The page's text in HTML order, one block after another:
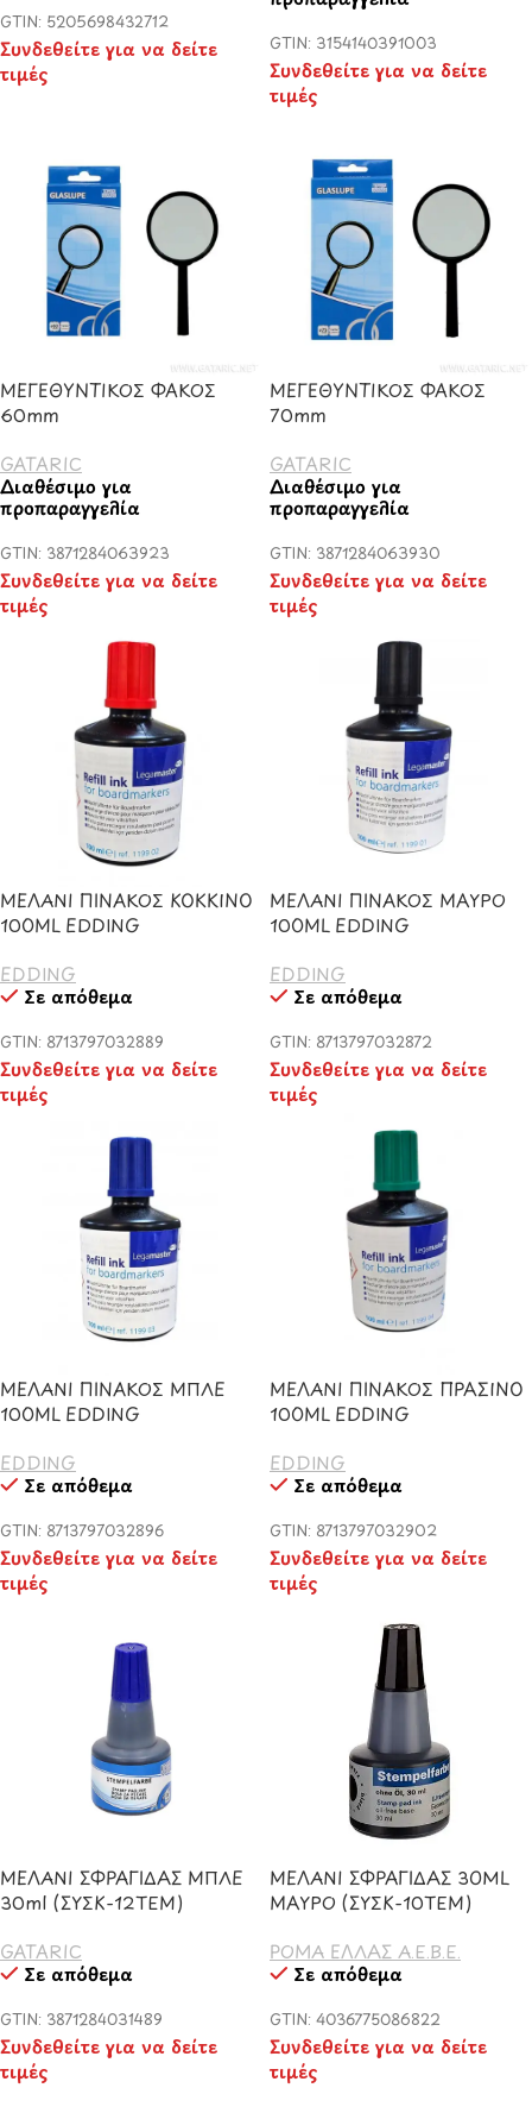
GTIN: 5205698432712
Συνδεθείτε για να δείτε
τιμές
GTIN: 3154140391003
Συνδεθείτε για να δείτε
τιμές
ΜΕΓΕΘΥΝΤΙΚΟΣ ΦΑΚΟΣ
60mm
GATARIC
Διαθέσιμο για
προπαραγγελία
GTIN: 3871284063923
Συνδεθείτε για να δείτε
τιμές
ΜΕΓΕΘΥΝΤΙΚΟΣ ΦΑΚΟΣ
70mm
GATARIC
Διαθέσιμο για
προπαραγγελία
GTIN: 3871284063930
Συνδεθείτε για να δείτε
τιμές
ΜΕΛΑΝΙ ΠΙΝΑΚΟΣ ΚΟΚΚΙΝΟ
100ML EDDING
EDDING
Σε απόθεμα
GTIN: 8713797032889
Συνδεθείτε για να δείτε
τιμές
ΜΕΛΑΝΙ ΠΙΝΑΚΟΣ ΜΑΥΡΟ
100ML EDDING
EDDING
Σε απόθεμα
GTIN: 8713797032872
Συνδεθείτε για να δείτε
τιμές
ΜΕΛΑΝΙ ΠΙΝΑΚΟΣ ΜΠΛΕ
100ML EDDING
EDDING
Σε απόθεμα
GTIN: 8713797032896
Συνδεθείτε για να δείτε
τιμές
ΜΕΛΑΝΙ ΠΙΝΑΚΟΣ ΠΡΑΣΙΝΟ
100ML EDDING
EDDING
Σε απόθεμα
GTIN: 8713797032902
Συνδεθείτε για να δείτε
τιμές
ΜΕΛΑΝΙ ΣΦΡΑΓΙΔΑΣ ΜΠΛΕ
30ml (ΣΥΣΚ-12ΤΕΜ)
GATARIC
Σε απόθεμα
GTIN: 3871284031489
Συνδεθείτε για να δείτε
τιμές
ΜΕΛΑΝΙ ΣΦΡΑΓΙΔΑΣ 30ML
ΜΑΥΡΟ (ΣΥΣΚ-10ΤΕΜ)
ΡΟΜΑ ΕΛΛΑΣ Α.Ε.Β.Ε.
Σε απόθεμα
GTIN: 4036775086822
Συνδεθείτε για να δείτε
τιμές